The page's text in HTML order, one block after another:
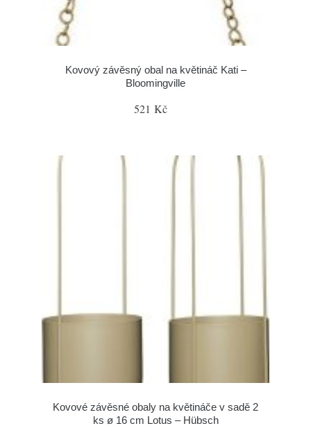
Kovový závěsný obal na květináč Kati –
Bloomingville
521 Kč
Kovové závěsné obaly na květináče v sadě 2
ks ø 16 cm Lotus – Hübsch